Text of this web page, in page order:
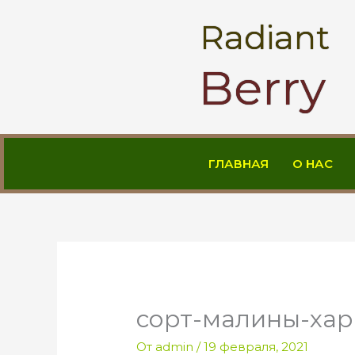
Radiant
Berry
ГЛАВНАЯ О НАС
сорт-малины-
Отadmin/19 февраля, 2021